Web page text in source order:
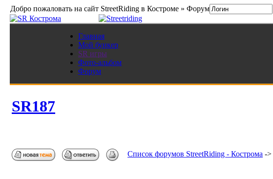
Добро пожаловать на сайт StreetRiding в Костроме » Форум
Главная
Мой бункер
SR игры
Фото-альбом
Форум
SR187
Список форумов StreetRiding - Кострома ->